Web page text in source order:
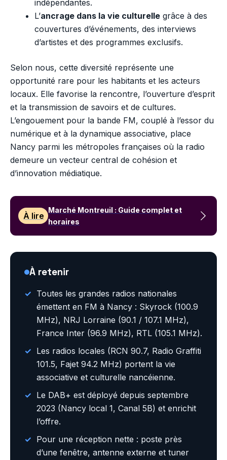
indépendantes.
L’ancrage dans la vie culturelle grâce à des
couvertures d’événements, des interviews
d’artistes et des programmes exclusifs.
Selon nous, cette diversité représente une
opportunité rare pour les habitants et les acteurs
locaux. Elle favorise la rencontre, l’ouverture d’esprit
et la transmission de savoirs et de cultures.
L’engouement pour la bande FM, couplé à l’essor du
numérique et à la dynamique associative, place
Nancy parmi les métropoles françaises où la radio
demeure un vecteur central de cohésion et
d’innovation médiatique.
À lire
Marché Montreuil : Guide complet et
horaires
À retenir
Toutes les grandes radios nationales
émettent en FM à Nancy : Skyrock (100.9
MHz), NRJ Lorraine (90.1 / 107.1 MHz),
France Inter (96.9 MHz), RTL (105.1 MHz).
Les radios locales (RCN 90.7, Radio Graffiti
101.5, Fajet 94.2 MHz) portent la vie
associative et culturelle nancéienne.
Le DAB+ est déployé depuis septembre
2023 (Nancy local 1, Canal 5B) et enrichit
l’offre.
Pour une réception nette : poste près
d’une fenêtre, antenne externe et tuner